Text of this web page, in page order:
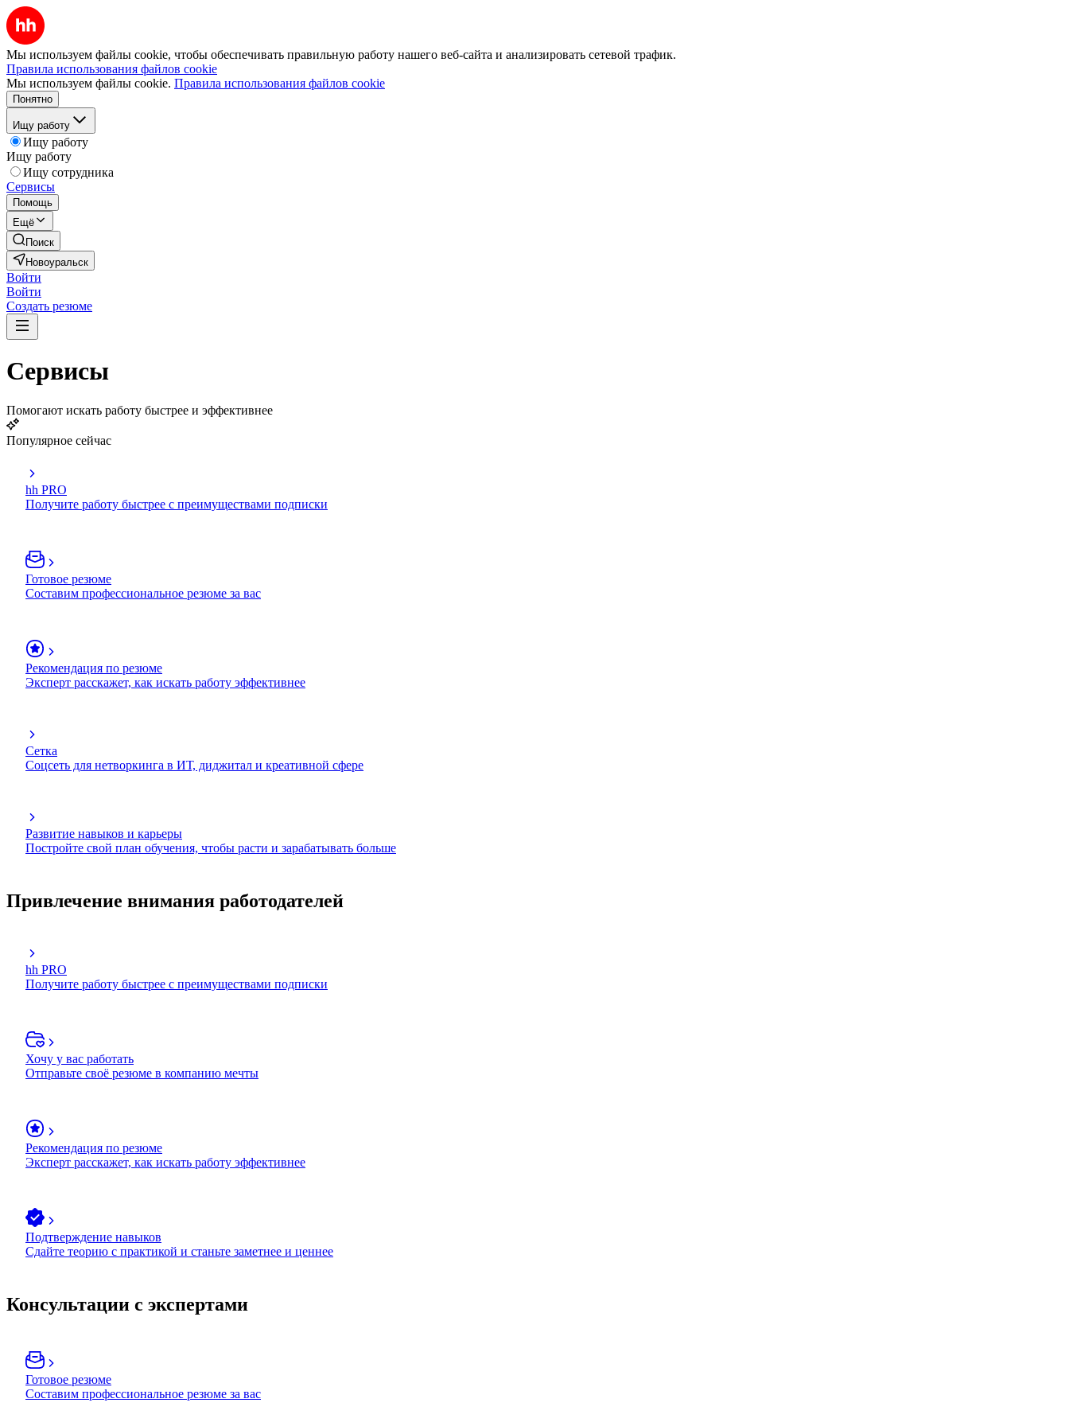
Мы используем файлы cookie, чтобы обеспечивать правильную работу нашего веб-сайта и анализировать сетевой трафик.
Правила использования файлов cookie
Мы используем файлы cookie. Правила использования файлов cookie
Понятно
Ищу работу
Ищу работу
Ищу работу
Ищу сотрудника
Сервисы
Помощь
Ещё
Поиск
Новоуральск
Войти
Войти
Создать резюме
Сервисы
Помогают искать работу быстрее и эффективнее
Популярное сейчас
hh PRO
Получите работу быстрее с преимуществами подписки
Готовое резюме
Составим профессиональное резюме за вас
Рекомендация по резюме
Эксперт расскажет, как искать работу эффективнее
Сетка
Соцсеть для нетворкинга в ИТ, диджитал и креативной сфере
Развитие навыков и карьеры
Постройте свой план обучения, чтобы расти и зарабатывать больше
Привлечение внимания работодателей
hh PRO
Получите работу быстрее с преимуществами подписки
Хочу у вас работать
Отправьте своё резюме в компанию мечты
Рекомендация по резюме
Эксперт расскажет, как искать работу эффективнее
Подтверждение навыков
Сдайте теорию с практикой и станьте заметнее и ценнее
Консультации с экспертами
Готовое резюме
Составим профессиональное резюме за вас